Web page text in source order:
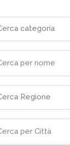
categoria
Regione